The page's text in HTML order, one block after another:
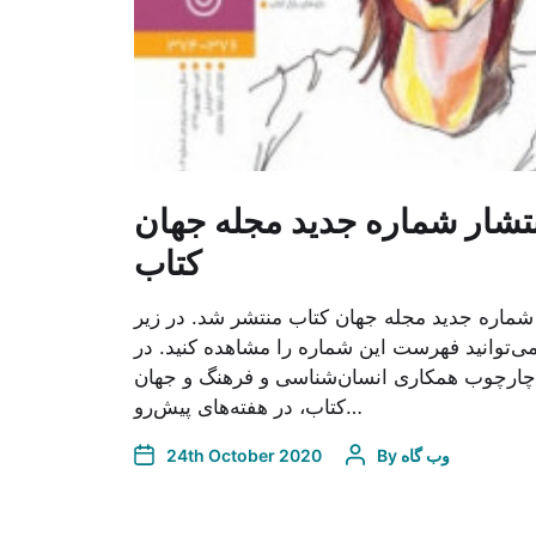
شماره جدید مجله جهان
کتاب
شماره جدید مجله جهان کتاب منتشر شد. در زیر
فهرست این شماره را مشاهده کنید. در
چارچوب همکاری انسان‌شناسی و فرهنگ و جهان
کتاب، در هفته‌های پیش‌رو…
24th October 2020 By وب گاه